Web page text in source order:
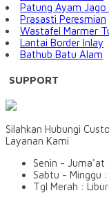
Patung Ayam Jago
Prasasti Peresmian
Wastafel Marmer
Lantai Border Inlay
Bathub Batu Alam
SUPPORT
Silahkan Hubungi
Layanan Kami
Senin -
Sabtu - Minggu
Tgl Merah : Libur